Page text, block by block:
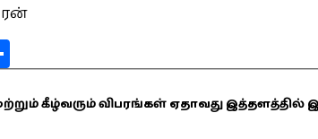
கீழ்வரும் விபரங்கள் ஏதாவது